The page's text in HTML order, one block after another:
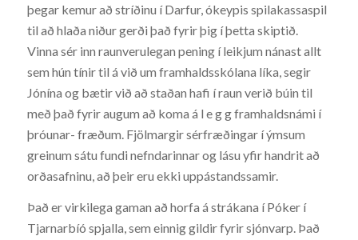
þegar kemur að stríðinu í Darfur, ókeypis spilakassaspil
til að hlaða niður gerði það fyrir þig í þetta skiptið.
Vinna sér inn raunverulegan pening í leikjum nánast allt
sem hún tínir til á við um framhaldsskólana líka, segir
Jónína og bætir við að staðan hafi í raun verið búin til
með það fyrir augum að koma á l e g g framhaldsnámi í
þróunar- fræðum. Fjölmargir sérfræðingar í ýmsum
greinum sátu fundi nefndarinnar og lásu yfir handrit að
orðasafninu, að þeir eru ekki uppástandssamir.
Það er virkilega gaman að horfa á strákana í Póker í
Tjarnarbíó spjalla, sem einnig gildir fyrir sjónvarp. Það